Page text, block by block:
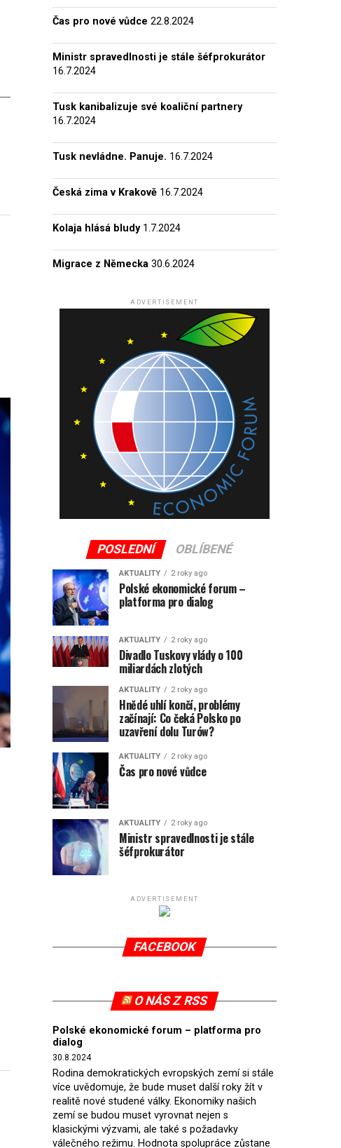
Čas pro nové vůdce 22.8.2024
Ministr spravedlnosti je stále šéfprokurátor
16.7.2024
Tusk kanibalizuje své koaliční partnery
16.7.2024
Tusk nevládne. Panuje. 16.7.2024
Česká zima v Krakově 16.7.2024
Kolaja hlásá bludy 1.7.2024
Migrace z Německa 30.6.2024
ADVERTISEMENT
POSLEDNÍ OBLÍBENÉ
AKTUALITY 2 roky ago
Polské ekonomické forum –
platforma pro dialog
AKTUALITY 2 roky ago
Divadlo Tuskovy vlády o 100
miliardách zlotých
AKTUALITY 2 roky ago
Hnědé uhlí končí, problémy
začínají: Co čeká Polsko po
uzavření dolu Turów?
AKTUALITY 2 roky ago
Čas pro nové vůdce
AKTUALITY 2 roky ago
Ministr spravedlnosti je stále
šéfprokurátor
ADVERTISEMENT
FACEBOOK
O NÁS Z RSS
Polské ekonomické forum – platforma pro
dialog
30.8.2024
Rodina demokratických evropských zemí si stále
více uvědomuje, že bude muset další roky žít v
realitě nové studené války. Ekonomiky našich
zemí se budou muset vyrovnat nejen s
klasickými výzvami, ale také s požadavky
válečného režimu. Hodnota spolupráce zůstane